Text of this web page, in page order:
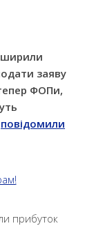
заяву
ФОПи,
повідомили
прибуток